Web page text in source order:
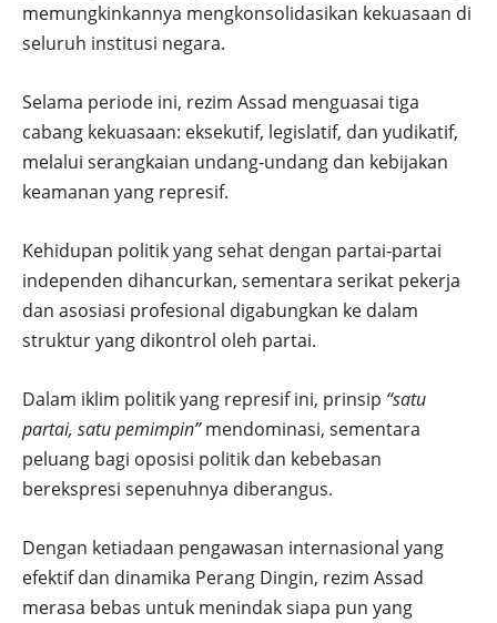
memungkinkannya mengkonsolidasikan kekuasaan di
seluruh institusi negara.
Selama periode ini, rezim Assad menguasai tiga
cabang kekuasaan: eksekutif, legislatif, dan yudikatif,
melalui serangkaian undang-undang dan kebijakan
keamanan yang represif.
Kehidupan politik yang sehat dengan partai-partai
independen dihancurkan, sementara serikat pekerja
dan asosiasi profesional digabungkan ke dalam
struktur yang dikontrol oleh partai.
Dalam iklim politik yang represif ini, prinsip “satu
partai, satu pemimpin”mendominasi, sementara
peluang bagi oposisi politik dan kebebasan
berekspresi sepenuhnya diberangus.
Dengan ketiadaan pengawasan internasional yang
efektif dan dinamika Perang Dingin, rezim Assad
merasa bebas untuk menindak siapa pun yang